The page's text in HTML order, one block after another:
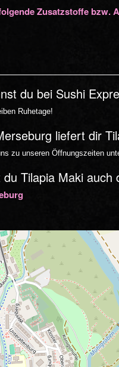
Zusatzstoffe bzw.
du bei Sushi
Ruhetage!
liefert dir
zu unseren Öffnungszeiten
Tilapia Maki